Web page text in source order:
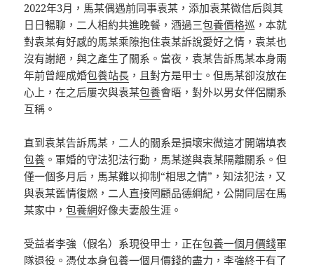
2022年3月，馬某偶遇前同事袁某，添加袁某微信后與其
日日暢聊，二人相約共進晚餐，酒過三包養價格巡，本就
對袁某有好感的馬某乘隙抱住袁某訴說愛好之情，袁某也
沒有謝絕，與之產生了關系。當夜，袁某告訴馬某本身兩
年前曾經成婚包養站長 ，且對方是甲士。但馬某卻沒放在
心上，在之后屢次與袁某包養會晤，對外以男女伴侶關系
互稱。
直到袁某告訴馬某，二人的關系是損壞宋微這才開端填表
包養 。軍婚的守法犯法行動，馬某遂與袁某隔離關系。但
僅一個多月后，馬某難以抑制“相思之情”，知法犯法，又
與袁某舊情復燃，二人直接罔顧品德綱紀，公開同居在馬
某家中，包養網好像夫妻般生涯。
受益者李強（假名）系現役甲士，正在包養一個月價錢軍
隊退役。憑仗本身包養一個月價錢的盡力，李強終于有了